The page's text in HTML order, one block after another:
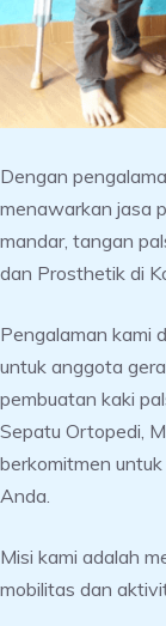
Dengan
menawarkan jasa
mandar, tangan
dan Prosthetik di
Pengalaman kami
untuk anggota
pembuatan kaki
Sepatu Ortopedi,
berkomitmen
Anda.
Misi kami adalah
mobilitas dan